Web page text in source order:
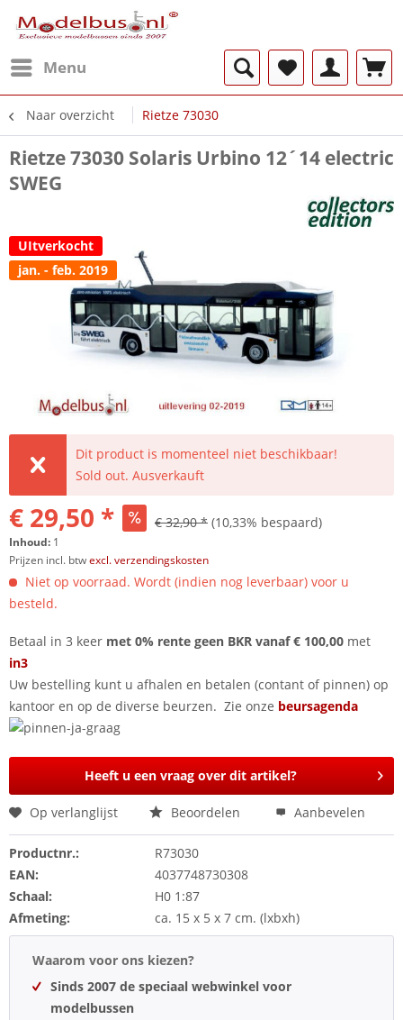
Menu
Naar overzicht Rietze 73030
Rietze 73030 Solaris Urbino 12´14 electric
SWEG
UItverkocht
jan. - feb. 2019
Dit product is momenteel niet beschikbaar!
Sold out. Ausverkauft
€ 29,50 * € 32,90 * (10,33% bespaard)
Inhoud: 1
Prijzen incl. btwexcl. verzendingskosten
Niet op voorraad. Wordt (indien nog leverbaar) voor u
besteld.
Betaal in 3 keer met 0% rente geen BKR vanaf € 100,00 met
in3
Uw bestelling kunt u afhalen en betalen (contant of pinnen) op
kantoor en op de diverse beurzen. Zie onze beursagenda
Heeft u een vraag over dit artikel?
Op verlanglijst Beoordelen Aanbevelen
Productnr.:
R73030
EAN:
4037748730308
Schaal:
H0 1:87
Afmeting:
ca. 15 x 5 x 7 cm. (lxbxh)
Waarom voor ons kiezen?
Sinds 2007 de speciaal webwinkel voor
modelbussen